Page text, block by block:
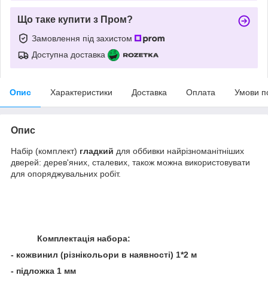
Що таке купити з Пром?
Замовлення під захистом
Доступна доставка
Опис Характеристики Доставка Оплата Умови
Опис
Набір (комплект) гладкий для оббивки найрізноманітніших
дверей: дерев'яних, сталевих, також можна використовувати
для опоряджувальних робіт.
Комплектація набора:
- кожвинил (різнікольори в наявності) 1*2 м
- підложка 1 мм